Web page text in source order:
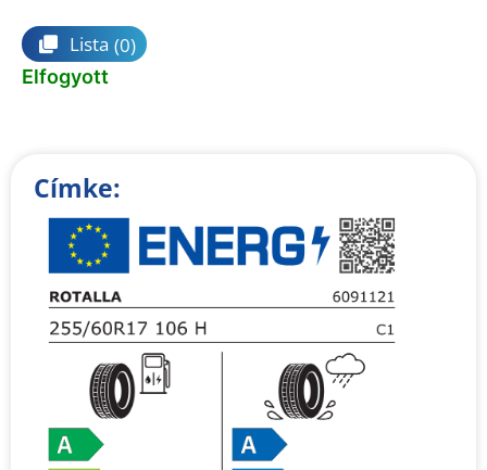
Lista (0)
Elfogyott
Címke: